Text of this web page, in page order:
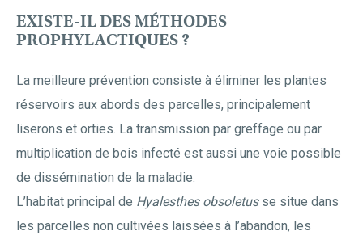
EXISTE-IL DES MÉTHODES
PROPHYLACTIQUES ?
La meilleure prévention consiste à éliminer les plantes
réservoirs aux abords des parcelles, principalement
liserons et orties. La transmission par greffage ou par
multiplication de bois infecté est aussi une voie possible
de dissémination de la maladie.
L’habitat principal de Hyalesthes obsoletusse situe dans
les parcelles non cultivées laissées à l’abandon, les